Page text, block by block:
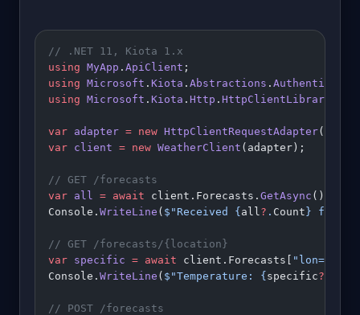
// .NET 11, Kiota 1.x
using MyApp . ApiClient ;
using Microsoft . Kiota . Abstractions .
using Microsoft . Kiota . Http . HttpClientLibrary
var adapter = new HttpClientRequestAdapter(
var client = new WeatherClient (adapter);
// GET /forecasts
var all = await client.Forecasts. GetAsync ();
Console. WriteLine ( $"Received { all ? . Count }
// GET /forecasts/{location}
var specific = await client.Forecasts[
Console. WriteLine ( $"Temperature: { specific?
// POST /forecasts